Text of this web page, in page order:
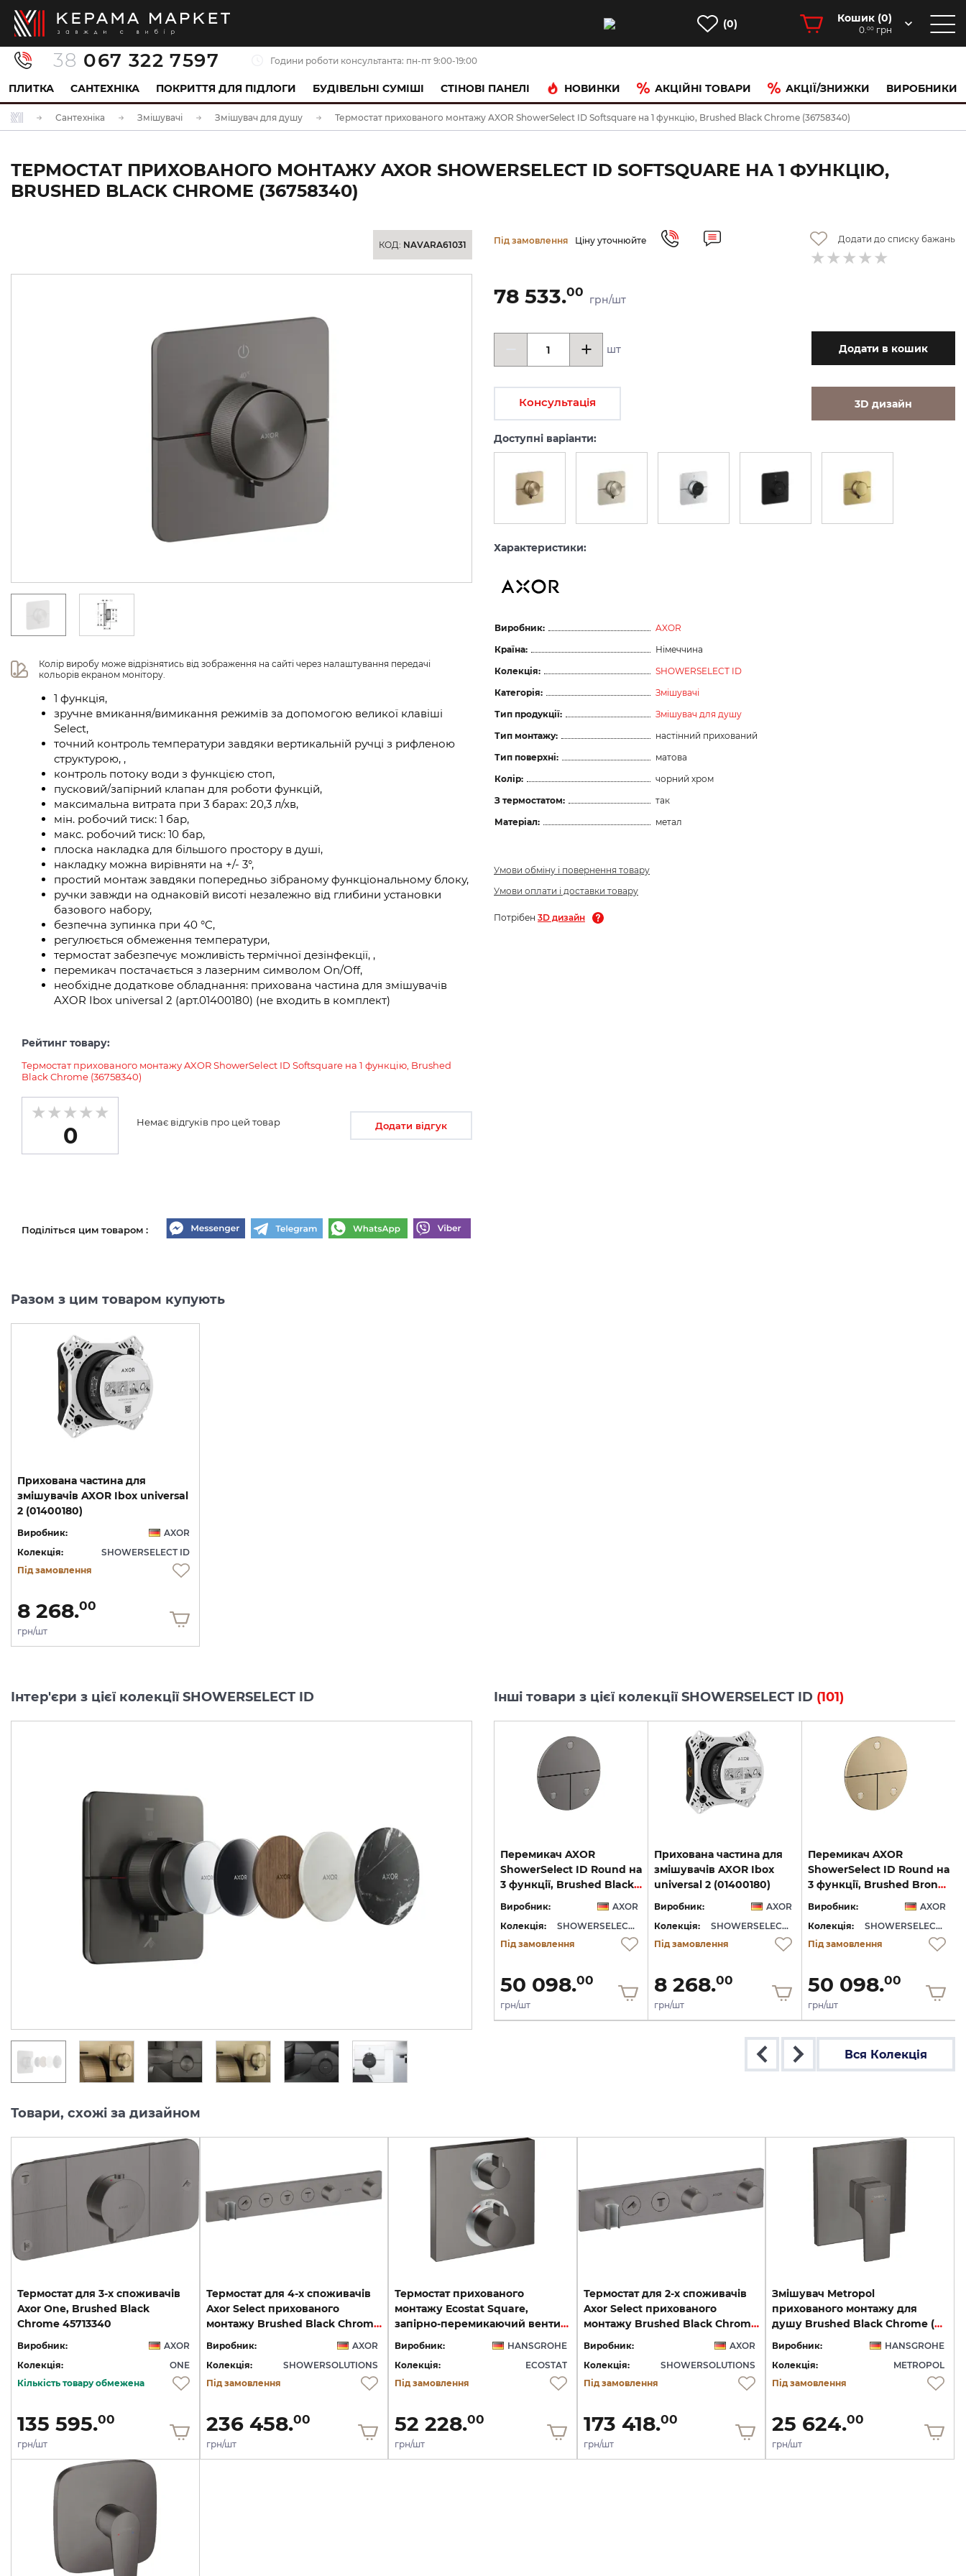
(0) Кошик (0)
0.00 грн
38 067 322 7597 Години роботи консультанта: пн-пт 9:00-19:00
ПЛИТКА САНТЕХНІКА ПОКРИТТЯ ДЛЯ ПІДЛОГИ БУДІВЕЛЬНІ СУМІШІ CТІНОВІ ПАНЕЛІ НОВИНКИ АКЦІЙНІ ТОВАРИ АКЦІЇ/ЗНИЖКИ ВИРОБНИКИ
Сантехніка Змішувачі Змішувач для душу Термостат прихованого монтажу AXOR ShowerSelect ID Softsquare на 1 функцію, Brushed Black Chrome (36758340)
ТЕРМОСТАТ ПРИХОВАНОГО МОНТАЖУ AXOR SHOWERSELECT ID SOFTSQUARE НА 1 ФУНКЦІЮ,
BRUSHED BLACK CHROME (36758340)
КОД: NAVARA61031
Колір виробу може відрізнятись від зображення на сайті через налаштування передачі
кольорів екраном монітору.
1 функція,
зручне вмикання/вимикання режимів за допомогою великої клавіші
Select,
точний контроль температури завдяки вертикальній ручці з рифленою
структурою, ,
контроль потоку води з функцією стоп,
пусковий/запірний клапан для роботи функцій,
максимальна витрата при 3 барах: 20,3 л/хв,
мін. робочий тиск: 1 бар,
макс. робочий тиск: 10 бар,
плоска накладка для більшого простору в душі,
накладку можна вирівняти на +/- 3°,
простий монтаж завдяки попередньо зібраному функціональному блоку,
ручки завжди на однаковій висоті незалежно від глибини установки
базового набору,
безпечна зупинка при 40 °C,
регулюється обмеження температури,
термостат забезпечує можливість термічної дезінфекції, ,
перемикач постачається з лазерним символом On/Off,
необхідне додаткове обладнання: прихована частина для змішувачів
AXOR Ibox universal 2 (арт.01400180) (не входить в комплект)
Під замовлення Ціну уточнюйте Додати до списку бажань
78 533.00
грн/шт
шт Додати в кошик
Консультація 3D дизайн
Доступні варіанти:
Характеристики:
Виробник:
AXOR
Країна:
Німеччина
Колекція:
SHOWERSELECT ID
Категорія:
Змішувачі
Тип продукції:
Змішувач для душу
Тип монтажу:
настінний прихований
Тип поверхні:
матова
Колір:
чорний хром
З термостатом:
так
Матеріал:
метал
Умови обміну і повернення товару
Умови оплати і доставки товару
Потрібен 3D дизайн
Рейтинг товару:
Термостат прихованого монтажу AXOR ShowerSelect ID Softsquare на 1 функцію, Brushed
Black Chrome (36758340)
0
Немає відгуків про цей товар Додати відгук
Поділіться цим товаром :
Разом з цим товаром купують
Прихована частина для
змішувачів AXOR Ibox universal
2 (01400180)
Виробник:
AXOR
Колекція:
SHOWERSELECT ID
Під замовлення
8 268.00
грн/шт
Інтер'єри з цієї колекції SHOWERSELECT ID Інші товари з цієї колекції SHOWERSELECT ID (101)
Перемикач AXOR
ShowerSelect ID
AXOR
Перемикач AXOR
ShowerSelect ID
Виробник:
AXOR
Перемикач AXOR
ShowerSelect ID Square
Виробник:
Колекція:
Перемикач AXOR
ShowerSelect ID Round на
3 функції, Brushed Black Chrome (36779340)
Виробник:
AXOR
Колекція:
SHOWERSELECT ID
Під замовлення
50 098.00
грн/шт
Прихована частина для
змішувачів AXOR Ibox
universal 2 (01400180)
Виробник:
AXOR
Колекція:
SHOWERSELECT ID
Під замовлення
8 268.00
грн/шт
Перемикач AXOR
ShowerSelect ID Round на
3 функції, Brushed Bronze (36779140)
Виробник:
AXOR
Колекція:
SHOWERSELECT ID
Під замовлення
50 098.00
грн/шт
Вся Колекція
Товари, схожі за дизайном
Термостат для 3-х споживачів
Axor One, Brushed Black
Chrome 45713340
Виробник:
AXOR
Колекція:
ONE
Кількість товару обмежена
135 595.00
грн/шт
Термостат для 4-х споживачів
Axor Select прихованого
монтажу Brushed Black Chrome 18357340
Виробник:
AXOR
Колекція:
SHOWERSOLUTIONS
Під замовлення
236 458.00
грн/шт
Термостат прихованого
монтажу Ecostat Square,
запірно-перемикаючий вентиль, 2-ох режимний, Brushed Black Chrome (15714340)
Виробник:
HANSGROHE
Колекція:
ECOSTAT
Під замовлення
52 228.00
грн/шт
Термостат для 2-х споживачів
Axor Select прихованого
монтажу Brushed Black Chrome 18355340
Виробник:
AXOR
Колекція:
SHOWERSOLUTIONS
Під замовлення
173 418.00
грн/шт
Змішувач Metropol
прихованого монтажу для
душу Brushed Black Chrome (32565340)
Виробник:
HANSGROHE
Колекція:
METROPOL
Під замовлення
25 624.00
грн/шт